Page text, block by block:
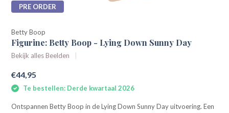
PRE ORDER
Betty Boop
Figurine: Betty Boop - Lying Down Sunny Day
Bekijk alles Beelden
€44,95
Te bestellen: Derde kwartaal 2026
Ontspannen Betty Boop in de Lying Down Sunny Day uitvoering. Een